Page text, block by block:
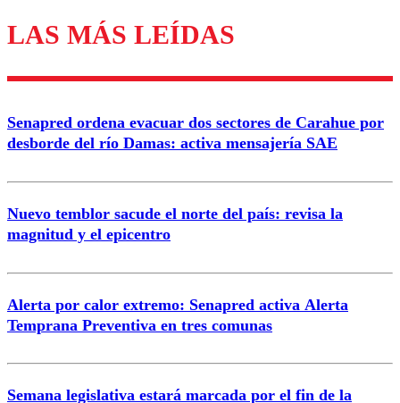
Enviar comentario
LAS MÁS LEÍDAS
Senapred ordena evacuar dos sectores de Carahue por
desborde del río Damas: activa mensajería SAE
Nuevo temblor sacude el norte del país: revisa la
magnitud y el epicentro
Alerta por calor extremo: Senapred activa Alerta
Temprana Preventiva en tres comunas
Semana legislativa estará marcada por el fin de la